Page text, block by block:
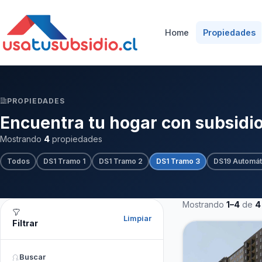
Home Propiedades
PROPIEDADES
Encuentra tu hogar con
Mostrando 4 propiedades
Todos DS1 Tramo 1 DS1 Tramo 2 DS1 Tramo 3 DS19
Filtrar Limpiar
Buscar
Mostrando 1–4 de 4